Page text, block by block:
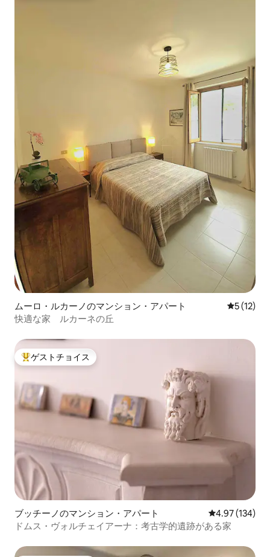
ムーロ・ルカーノのマンション・アパート レビュー
5 (12)
快適な家 ルカーネの丘
大好評のゲストチョイスです。
ゲストチョイス
ブッチーノのマンション・アパート レビュー134
4.97 (134)
ドムス・ヴォルチェイアーナ：考古学的遺跡がある家